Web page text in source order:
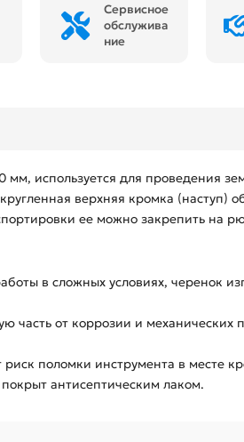
Сервисное
обслужива
ние
используется для проведения
верхняя кромка (наступ)
ее можно закрепить на
в сложных условиях, черенок
от коррозии и механических
поломки инструмента в месте
антисептическим лаком.